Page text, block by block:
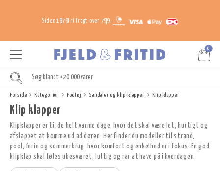
Siden 1979Fri fragt over 799,-
0
Forside Kategorier Fodtøj Sandaler og klip-klapper Klip klapper
Klip klapper
Klipklapper er til de helt varme dage, hvor det skal være let, hurtigt og
afslappet at komme ud ad døren. Her finder du modeller til strand,
pool, ferie og sommerbrug, hvor komfort og enkelhed er i fokus. En god
klipklap skal føles ubesværet, luftig og rar at have på i hverdagen.